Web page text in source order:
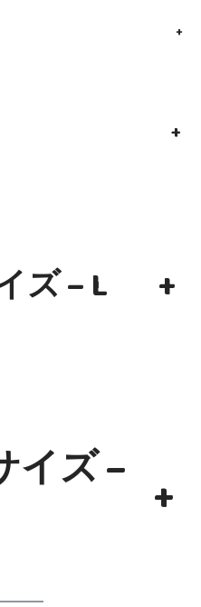
+
+
ズ – L +
イズ – +